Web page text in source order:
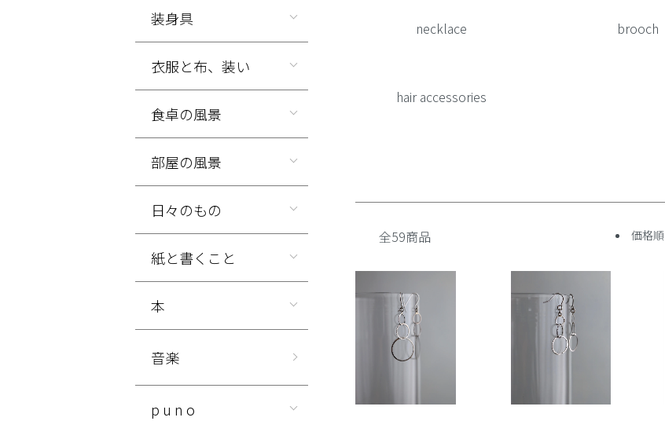
necklace brooch
hair accessories
全59商品 価格順
装身具
衣服と布、装い
食卓の風景
部屋の風景
日々のもの
紙と書くこと
本
音楽
p u n o